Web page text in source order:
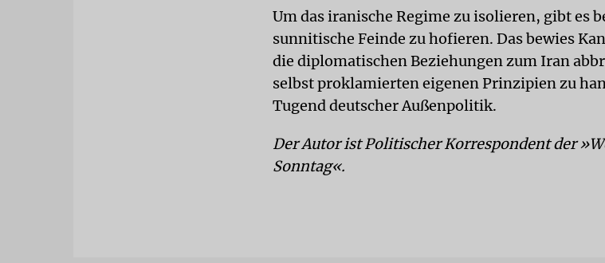
Um das iranische Regime zu isolieren, gibt es
sunnitische Feinde zu hofieren. Das bewies
die diplomatischen Beziehungen zum Iran
selbst proklamierten eigenen Prinzipien zu
Tugend deutscher Außenpolitik.
Der Autor ist Politischer Korrespondent der
Sonntag«.